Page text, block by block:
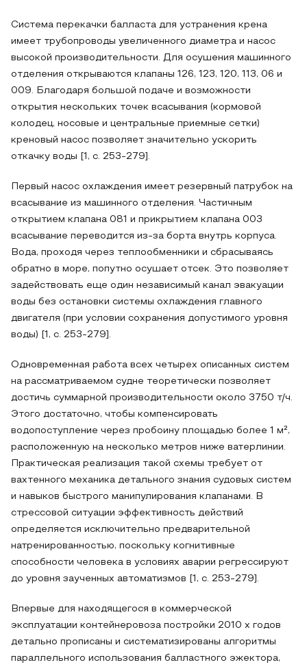
Система перекачки балласта для устранения крена
имеет трубопроводы увеличенного диаметра и насос
высокой производительности. Для осушения машинного
отделения открываются клапаны 126, 123, 120, 113, 06 и
009. Благодаря большой подаче и возможности
открытия нескольких точек всасывания (кормовой
колодец, носовые и центральные приемные сетки)
креновый насос позволяет значительно ускорить
откачку воды [1, с. 253-279].
Первый насос охлаждения имеет резервный патрубок на
всасывание из машинного отделения. Частичным
открытием клапана 081 и прикрытием клапана 003
всасывание переводится из-за борта внутрь корпуса.
Вода, проходя через теплообменники и сбрасываясь
обратно в море, попутно осушает отсек. Это позволяет
задействовать еще один независимый канал эвакуации
воды без остановки системы охлаждения главного
двигателя (при условии сохранения допустимого уровня
воды) [1, с. 253-279].
Одновременная работа всех четырех описанных систем
на рассматриваемом судне теоретически позволяет
достичь суммарной производительности около 3750 т/ч.
Этого достаточно, чтобы компенсировать
водопоступление через пробоину площадью более 1 м²,
расположенную на несколько метров ниже ватерлинии.
Практическая реализация такой схемы требует от
вахтенного механика детального знания судовых систем
и навыков быстрого манипулирования клапанами. В
стрессовой ситуации эффективность действий
определяется исключительно предварительной
натренированностью, поскольку когнитивные
способности человека в условиях аварии регрессируют
до уровня заученных автоматизмов [1, с. 253-279].
Впервые для находящегося в коммерческой
эксплуатации контейнеровоза постройки 2010 х годов
детально прописаны и систематизированы алгоритмы
параллельного использования балластного эжектора,